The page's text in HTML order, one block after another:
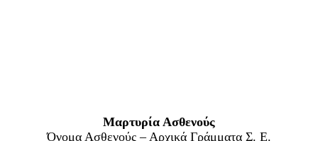
Μαρτυρία Ασθενούς
Όνομα Ασθενούς – Αρχικά Γράμματα Σ. Ε.